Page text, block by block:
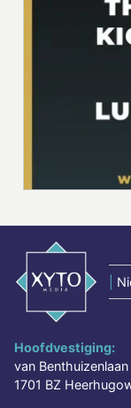
Hoofdvestiging:
van Benthuizenlaan
1701 BZ